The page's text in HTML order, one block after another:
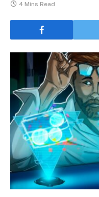
4 Mins Read